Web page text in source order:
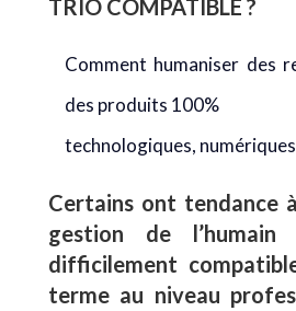
TRIO COMPATIBLE ?
Comment humaniser des
des produits 100%
technologiques,
Certains ont tendance
gestion de
difficilement
terme au niveau